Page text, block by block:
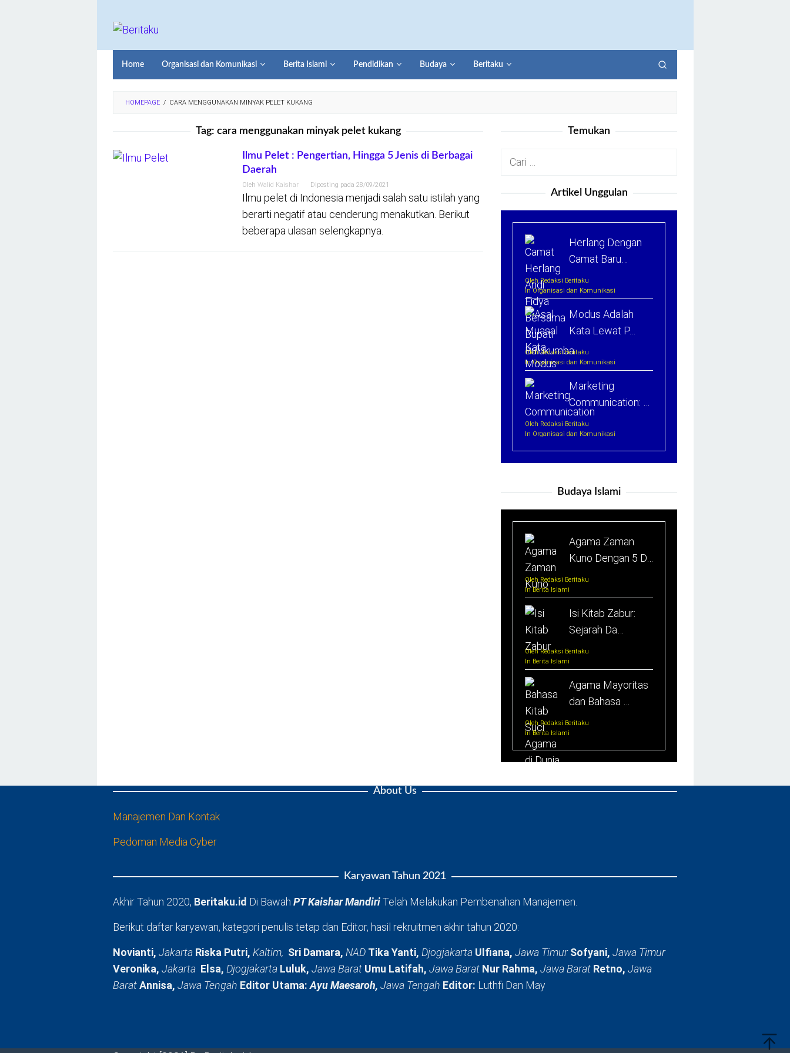
Home Organisasi dan Komunikasi Berita Islami Pendidikan Budaya Beritaku
HOMEPAGE / CARA MENGGUNAKAN MINYAK PELET KUKANG
Tag: cara menggunakan minyak pelet kukang
Ilmu Pelet : Pengertian, Hingga 5 Jenis di Berbagai
Daerah
Oleh Walid Kaishar Diposting pada 28/09/2021
Ilmu pelet di Indonesia menjadi salah satu istilah yang
berarti negatif atau cenderung menakutkan. Berikut
beberapa ulasan selengkapnya.
Temukan
Cari
Artikel Unggulan
Herlang Dengan
Camat Baru…
Oleh Redaksi Beritaku
In Organisasi dan Komunikasi
Modus Adalah
Kata Lewat P…
Oleh Redaksi Beritaku
In Organisasi dan Komunikasi
Marketing
Communication: …
Oleh Redaksi Beritaku
In Organisasi dan Komunikasi
Budaya Islami
Agama Zaman
Kuno Dengan 5 D…
Oleh Redaksi Beritaku
In Berita Islami
Isi Kitab Zabur:
Sejarah Da…
Oleh Redaksi Beritaku
In Berita Islami
Agama Mayoritas
dan Bahasa …
Oleh Redaksi Beritaku
In Berita Islami
About Us
Manajemen Dan Kontak
Pedoman Media Cyber
Karyawan Tahun 2021
Akhir Tahun 2020, Beritaku.id Di Bawah PT Kaishar MandiriTelah Melakukan Pembenahan Manajemen.
Berikut daftar karyawan, kategori penulis tetap dan Editor, hasil rekruitmen akhir tahun 2020:
Novianti, Jakarta Riska Putri, Kaltim, Sri Damara, NAD Tika Yanti, Djogjakarta Ulfiana, Jawa TimurSofyani, Jawa Timur
Veronika, Jakarta Elsa, Djogjakarta Luluk, Jawa Barat Umu Latifah, Jawa Barat Nur Rahma, Jawa Barat Retno, Jawa
BaratAnnisa, Jawa Tengah Editor Utama:Ayu Maesaroh, Jawa Tengah Editor: Luthfi Dan May